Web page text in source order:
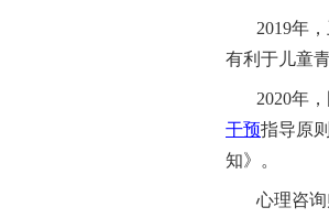
2019年
有利于儿童
2020年
干预指导原
知》。
心理咨